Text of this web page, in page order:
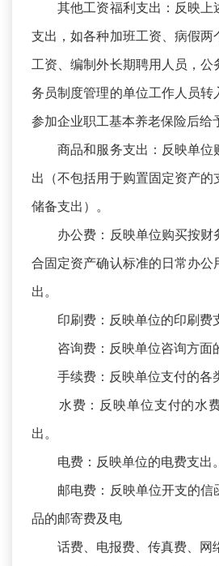
其他工资福利支出：反映上
支出，如各种加班工资、病假两
工资、编制外长期聘用人员，公
务员制度管理的单位工作人员转
参加企业职工基本养老保险后给
商品和服务支出：反映单位
出（不包括用于购置固定资产的
储备支出）。
办公费：反映单位购买按财
合固定资产确认标准的日常办公
出。
印刷费：反映单位的印刷费
咨询费：反映单位咨询方面
手续费：反映单位支付的各类
水费：反映单位支付的水费
出。
电费：反映单位的电费支出。
邮电费：反映单位开支的信
品的邮寄费及电
话费、电报费、传真费、网络